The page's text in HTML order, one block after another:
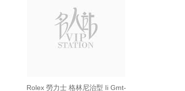
Rolex 勞力士 格林尼治型 Ii Gmt-